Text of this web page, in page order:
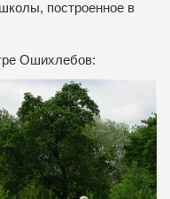
построенное в
Ошихлебов: